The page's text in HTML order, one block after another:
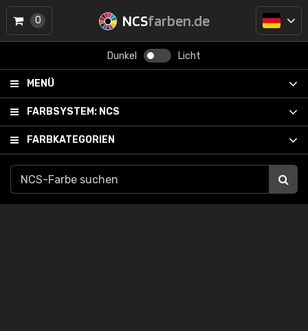
NCSfarben.de
Dunkel Licht
MENÜ
FARBSYSTEM: NCS
FARBKATEGORIEN
0